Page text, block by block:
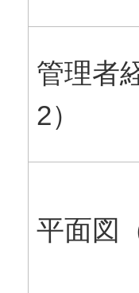
管理者
2）
平面図